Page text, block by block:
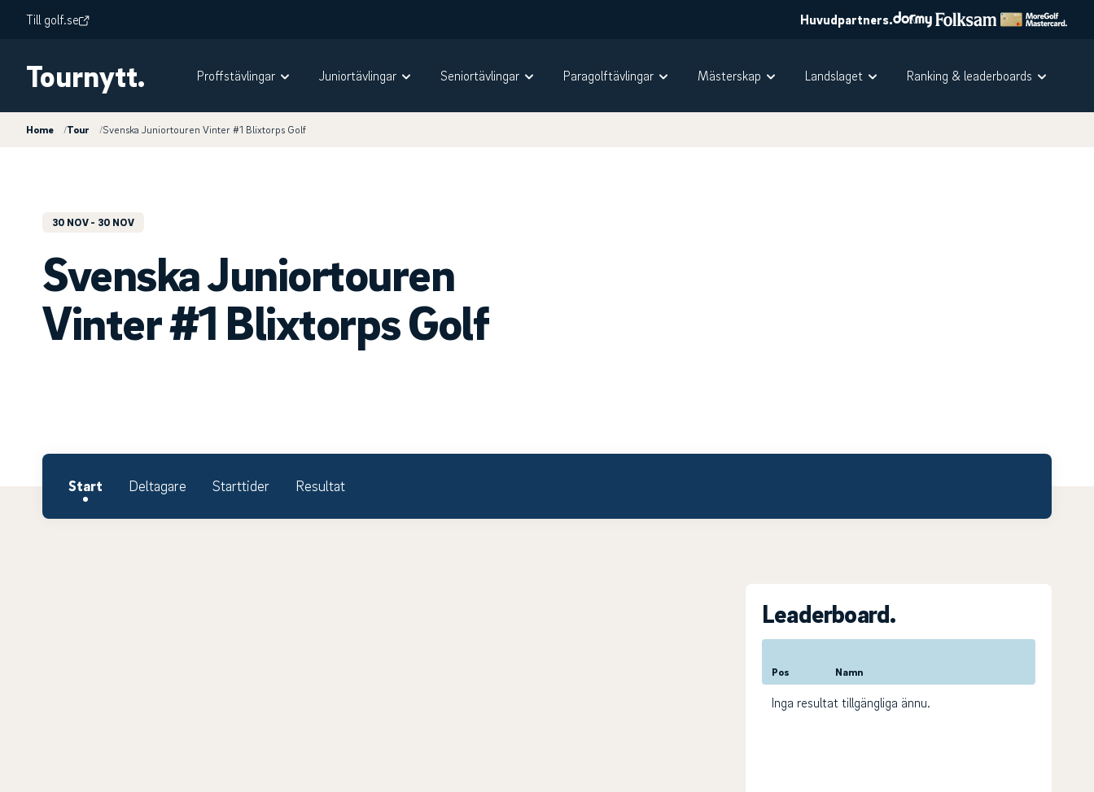
Till golf.se Huvudpartners.
Tournytt. Proffstävlingar Juniortävlingar Seniortävlingar Paragolftävlingar Mästerskap Landslaget Ranking & leaderboards
Home /Tour /Svenska Juniortouren Vinter #1 Blixtorps Golf
30 NOV- 30 NOV
Svenska Juniortouren
Vinter #1 Blixtorps Golf
Start Deltagare Starttider Resultat
Leaderboard.
Pos Namn
Inga resultat tillgängliga ännu.